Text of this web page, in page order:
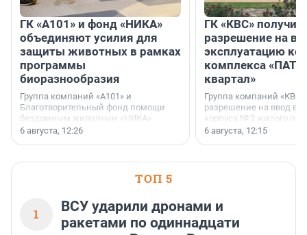
ГК «А101» и фонд «НИКА»
объединяют усилия для
защиты животных в рамках
программы
биоразнообразия
Группа компаний «А101» и
Благотворительный фонд помощи
бездомным животным «НИКА»
заключили соглашение о
6 августа, 12:26
ГК «КВС»
разрешение на
эксплуатацию
комплекса
квартал»
Группа компаний
разрешение на ввод в
корпуса № 2 жилого
Уютный квартал»,
6 августа, 12:15
ТОП 5
1
ВСУ ударили дронами и
ракетами по одиннадцати